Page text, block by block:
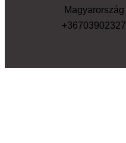
Magyarország
+36703902327